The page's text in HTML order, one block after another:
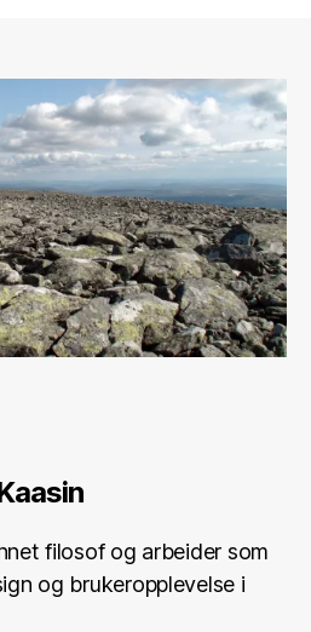
filosof og arbeider som
og brukeropplevelse i